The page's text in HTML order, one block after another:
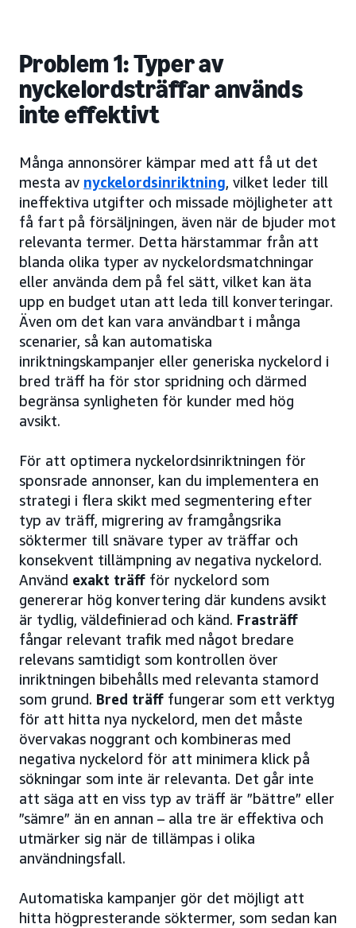
Problem 1: Typer av
nyckelordsträffar används
inte effektivt
Många annonsörer kämpar med att få ut det
mesta av nyckelordsinriktning, vilket leder till
ineffektiva utgifter och missade möjligheter att
få fart på försäljningen, även när de bjuder mot
relevanta termer. Detta härstammar från att
blanda olika typer av nyckelordsmatchningar
eller använda dem på fel sätt, vilket kan äta
upp en budget utan att leda till konverteringar.
Även om det kan vara användbart i många
scenarier, så kan automatiska
inriktningskampanjer eller generiska nyckelord i
bred träff ha för stor spridning och därmed
begränsa synligheten för kunder med hög
avsikt.
För att optimera nyckelordsinriktningen för
sponsrade annonser, kan du implementera en
strategi i flera skikt med segmentering efter
typ av träff, migrering av framgångsrika
söktermer till snävare typer av träffar och
konsekvent tillämpning av negativa nyckelord.
Använd exakt träff för nyckelord som
genererar hög konvertering där kundens avsikt
är tydlig, väldefinierad och känd. Frasträff
fångar relevant trafik med något bredare
relevans samtidigt som kontrollen över
inriktningen bibehålls med relevanta stamord
som grund. Bred träff fungerar som ett verktyg
för att hitta nya nyckelord, men det måste
övervakas noggrant och kombineras med
negativa nyckelord för att minimera klick på
sökningar som inte är relevanta. Det går inte
att säga att en viss typ av träff är ”bättre” eller
”sämre” än en annan – alla tre är effektiva och
utmärker sig när de tillämpas i olika
användningsfall.
Automatiska kampanjer gör det möjligt att
hitta högpresterande söktermer, som sedan kan